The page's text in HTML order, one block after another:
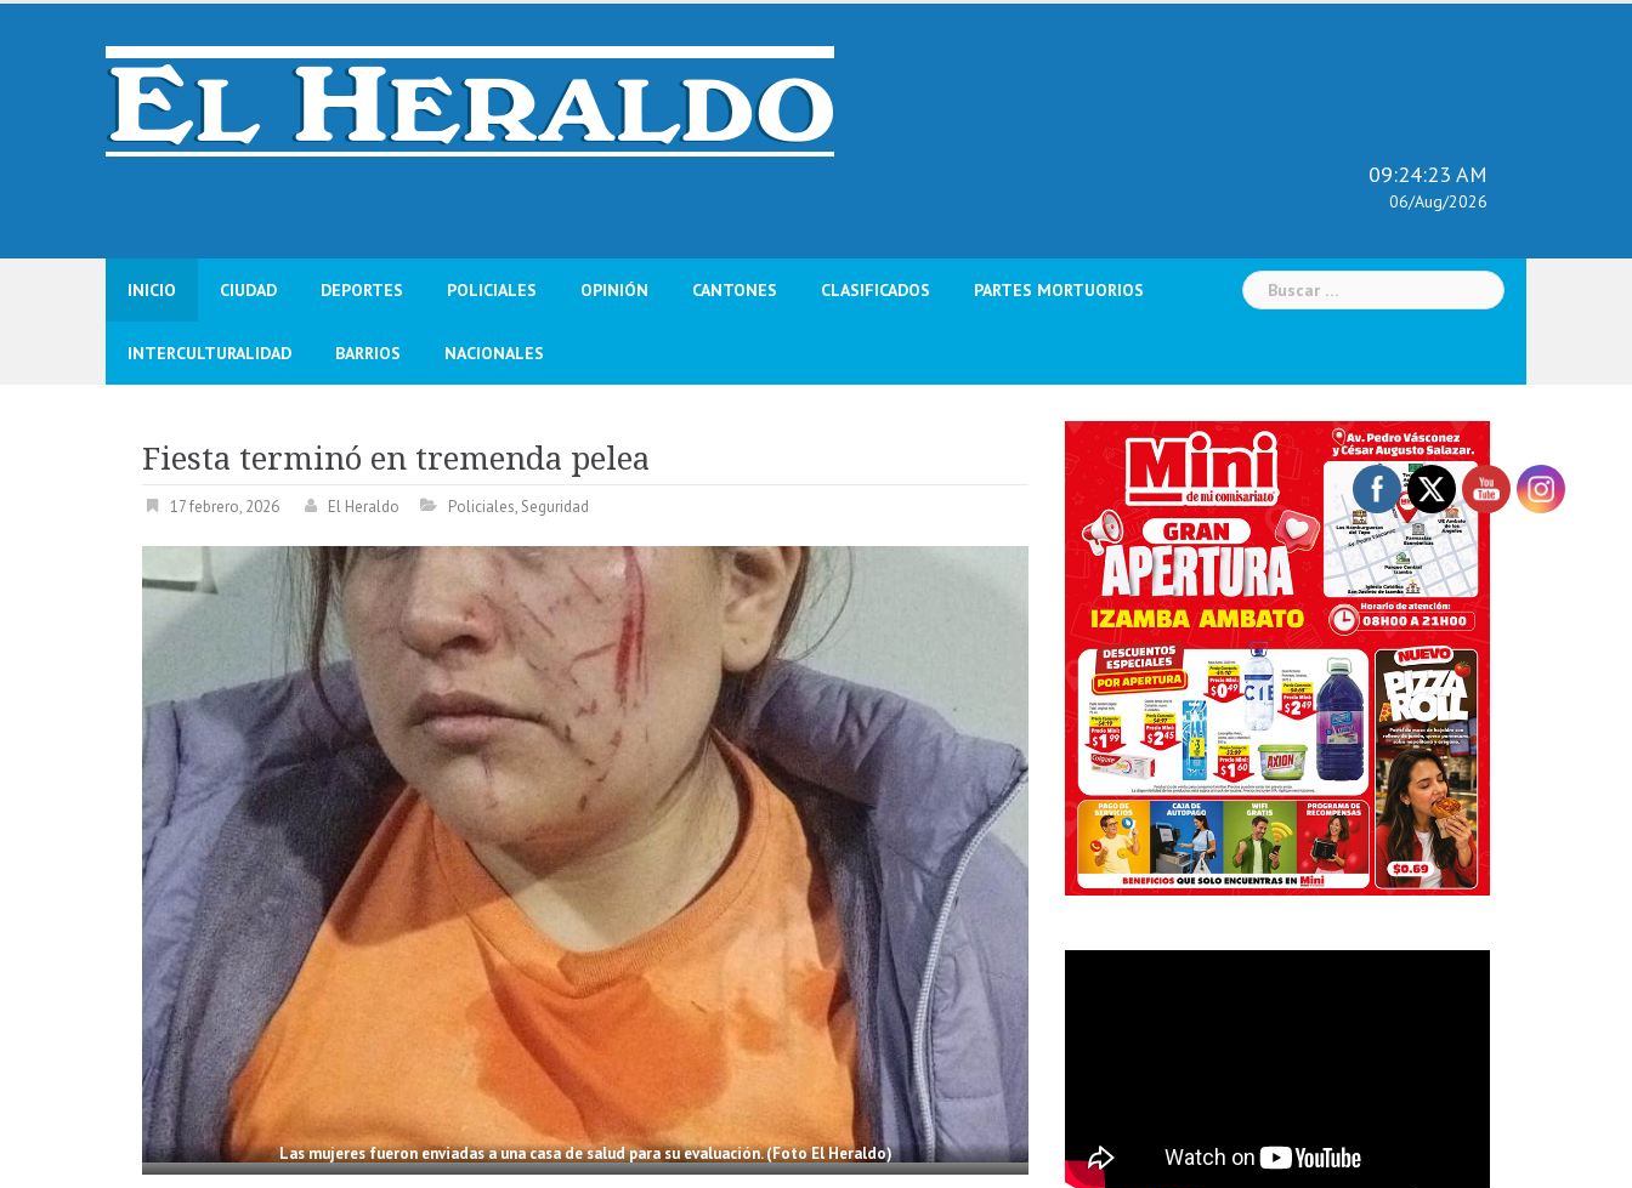
Skip
09:24:25 AM
06/Aug/2026
INICIO CIUDAD DEPORTES POLICIALES OPINIÓN CANTONES CLASIFICADOS PARTES MORTUORIOS
INTERCULTURALIDAD BARRIOS NACIONALES
Buscar:
Fiesta terminó en tremenda pelea
17 febrero, 2026 El Heraldo Policiales, Seguridad
Las mujeres fueron enviadas a una casa de salud para su evaluación. (Foto El Heraldo)